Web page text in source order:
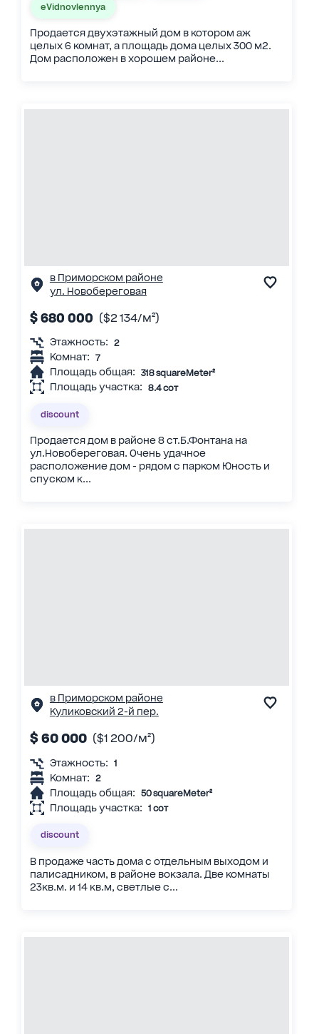
eVidnovlennya
Продается двухэтажный дом в котором аж
целых 6 комнат, а площадь дома целых 300 м2.
Дом расположен в хорошем районе...
в Приморском районе
ул. Новобереговая
$ 680 000 ($2 134/м²)
Этажность: 2
Комнат: 7
Площадь общая: 318 squareMeter²
Площадь участка: 8.4 сот
discount
Продается дом в районе 8 ст.Б.Фонтана на
ул.Новобереговая. Очень удачное
расположение дом - рядом с парком Юность и
спуском к...
в Приморском районе
Куликовский 2-й пер.
$ 60 000 ($1 200/м²)
Этажность: 1
Комнат: 2
Площадь общая: 50 squareMeter²
Площадь участка: 1 сот
discount
В продаже часть дома с отдельным выходом и
палисадником, в районе вокзала. Две комнаты
23кв.м. и 14 кв.м, светлые с...